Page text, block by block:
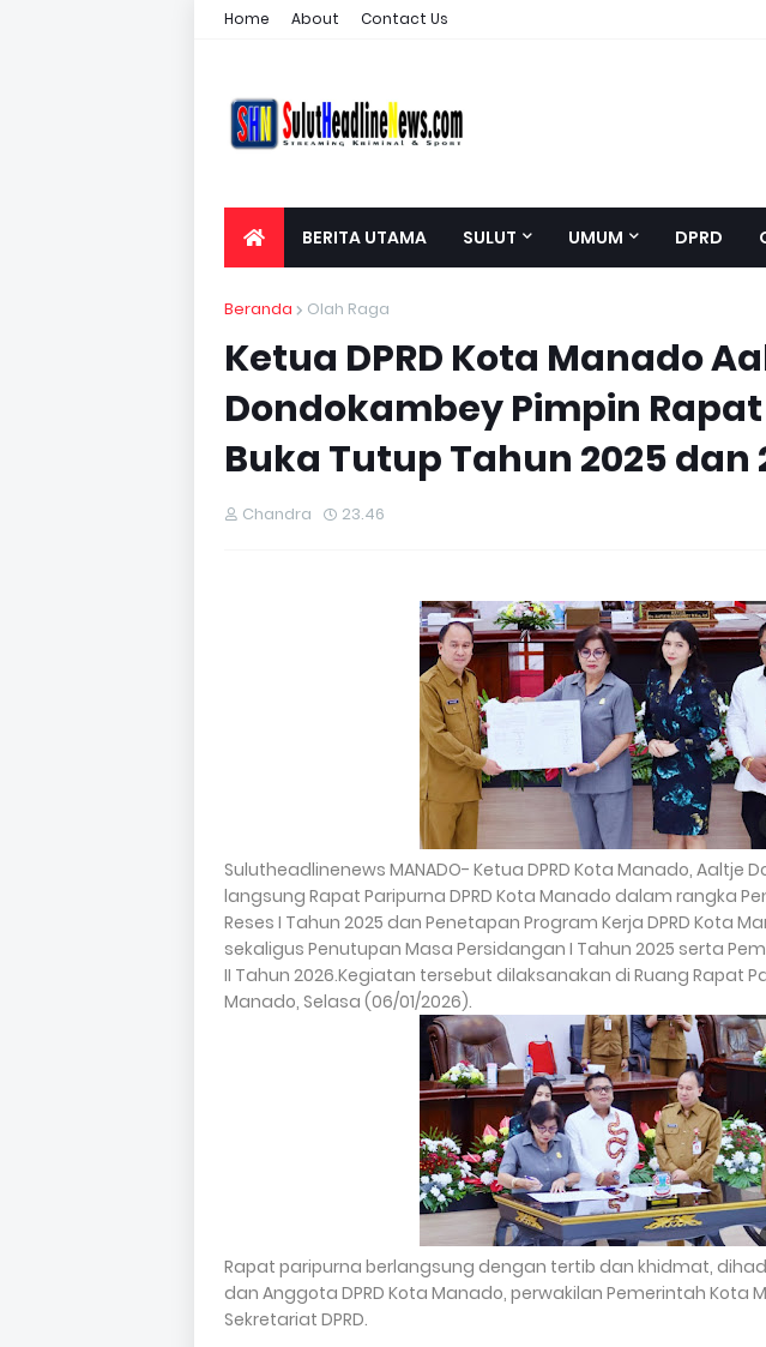
Home About Contact Us
BERITA UTAMA SULUT UMUM DPRD
Beranda Olah Raga
Ketua DPRD Kota Manado
Dondokambey Pimpin
Buka Tutup Tahun 2025 dan
Chandra 23.46
Sulutheadlinenews MANADO- Ketua DPRD Kota Manado, Aaltje
langsung Rapat Paripurna DPRD Kota Manado dalam rangka
Reses I Tahun 2025 dan Penetapan Program Kerja DPRD Kota
sekaligus Penutupan Masa Persidangan I Tahun 2025 serta
II Tahun 2026.Kegiatan tersebut dilaksanakan di Ruang Rapat
Manado, Selasa (06/01/2026).
Rapat paripurna berlangsung dengan tertib dan khidmat,
dan Anggota DPRD Kota Manado, perwakilan Pemerintah Kota
Sekretariat DPRD.